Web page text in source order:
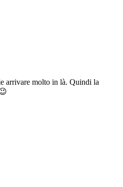
arrivare molto in là. Quindi la